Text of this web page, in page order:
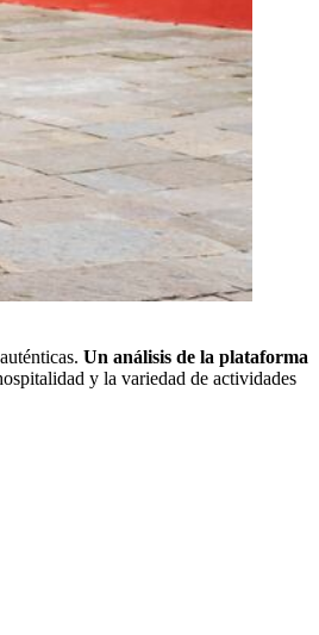
Un análisis de la plataforma
y la variedad de actividades